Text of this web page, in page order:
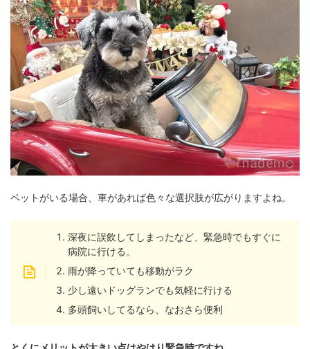
ペットがいる場合、車があれば色々な選択肢が広がりますよね。
深夜に誤飲してしまったなど、緊急時でもすぐに
病院に行ける。
雨が降っていても移動がラク
少し遠いドッグランでも気軽に行ける
多頭飼いしてるなら、なおさら便利